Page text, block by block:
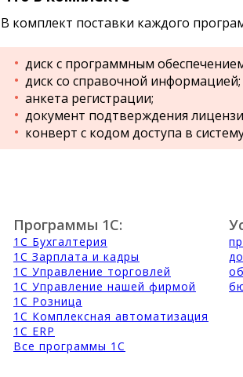
В комплект поставки каждого
диск с программным
диск со справочной информацией;
анкета регистрации;
документ подтверждения
конверт с кодом доступа в
Программы 1С:
1С Бухгалтерия
1С Зарплата и кадры
1С Управление торговлей
1С Управление нашей фирмой
1С Розница
1С Комплексная автоматизация
1С ERP
Все программы 1С